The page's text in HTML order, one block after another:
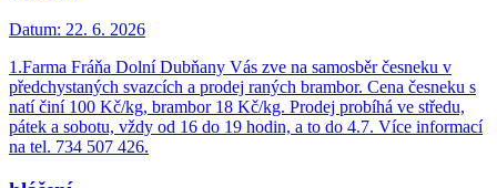
Datum: 22. 6. 2026
1.Farma Fráňa Dolní Dubňany Vás zve na samosběr česneku v
předchystaných svazcích a prodej raných brambor. Cena česneku s
natí činí 100 Kč/kg, brambor 18 Kč/kg. Prodej probíhá ve středu,
pátek a sobotu, vždy od 16 do 19 hodin, a to do 4.7. Více informací
na tel. 734 507 426.